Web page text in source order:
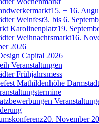
15. + 16.
Weinfest3. bis 6.
Karolinenplatz19.
Weihnachtsmarkt16.
2026
Capital 2026
Veranstaltungen
Frühjahrsmess
Mathildenhöhe Darmstadt
20. November